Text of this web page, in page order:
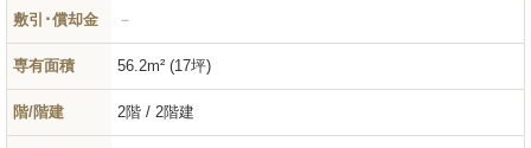
敷引･償却金 －
専有面積 56.2m² (17坪)
階/階建 2階 / 2階建